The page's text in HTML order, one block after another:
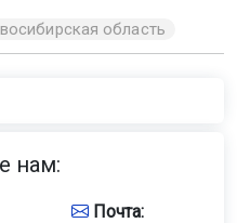
область
нам:
Почта: